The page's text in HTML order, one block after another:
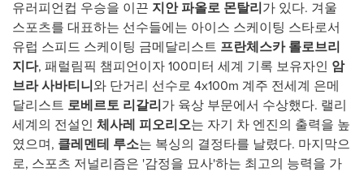
유러피언컵 우승을 이끈 지안 파올로 몬탈리가 있다. 겨울
스포츠를 대표하는 선수들에는 아이스 스케이팅 스타로서
유럽 스피드 스케이팅 금메달리스트 프란체스카 롤로브리
지다, 패럴림픽 챔피언이자 100미터 세계 기록 보유자인 암
브라 사바티니와 단거리 선수로 4x100m 계주 전세계 은메
달리스트 로베르토 리갈리가 육상 부문에서 수상했다. 랠리
세계의 전설인 체사레 피오리오는 자기 차 엔진의 출력을 높
였으며, 클레멘테 루소는 복싱의 결정타를 날렸다. 마지막으
로, 스포츠 저널리즘은 '감정을 묘사'하는 최고의 능력을 가